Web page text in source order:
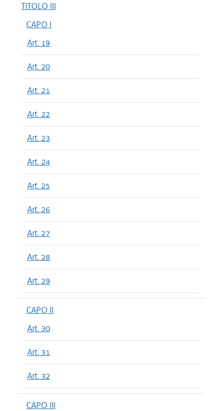
TITOLO III
CAPO I
Art. 19
Art. 20
Art. 21
Art. 22
Art. 23
Art. 24
Art. 25
Art. 26
Art. 27
Art. 28
Art. 29
CAPO II
Art. 30
Art. 31
Art. 32
CAPO III